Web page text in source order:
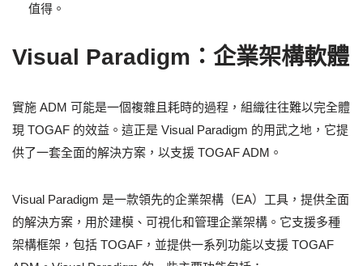
值得。
Visual Paradigm：企業架構軟體
實施 ADM 可能是一個複雜且耗時的過程，組織往往難以完全體
現 TOGAF 的效益。這正是 Visual Paradigm 的用武之地，它提
供了一套全面的解決方案，以支援 TOGAF ADM。
Visual Paradigm 是一款領先的企業架構（EA）工具，提供全面
的解決方案，用於建模、可視化和管理企業架構。它支援多種
架構框架，包括 TOGAF，並提供一系列功能以支援 TOGAF